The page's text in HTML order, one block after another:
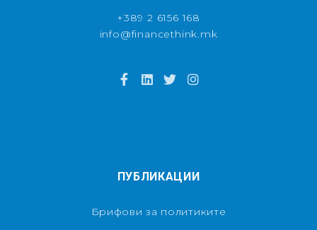
+389 2 6156 168
info@financethink.mk
ПУБЛИКАЦИИ
Брифови за политиките